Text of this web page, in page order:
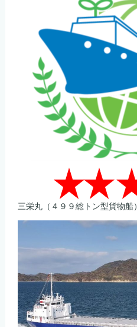
三栄丸（４９９総トン型貨物船）